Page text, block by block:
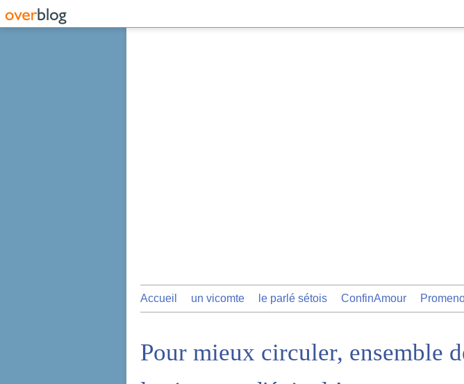
Accueil un vicomte le parlé sétois ConfinAmour
Pour mieux circuler, ensemble